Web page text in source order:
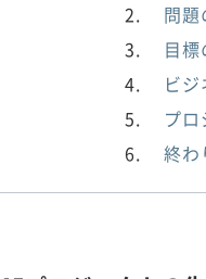
問題
目標
ビ
プ
終わ